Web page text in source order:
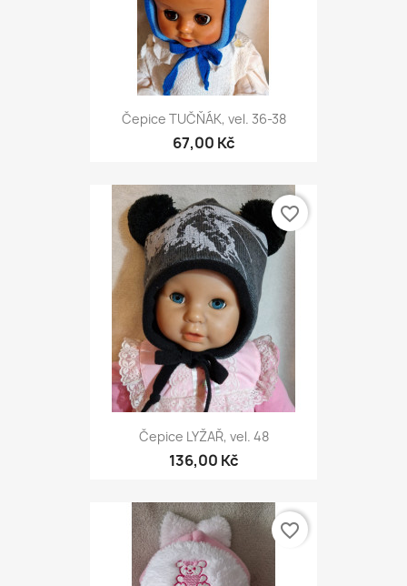
Čepice TUČŇÁK, vel. 36-38
67,00 Kč
Čepice LYŽAŘ, vel. 48
136,00 Kč
favorite_border
favorite_border